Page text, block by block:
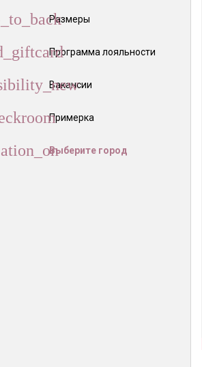
Размеры
Программа лояльности
Вакансии
Примерка
Выберите город